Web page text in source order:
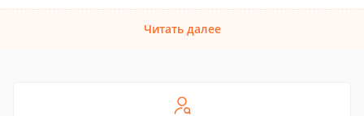
Читать далее